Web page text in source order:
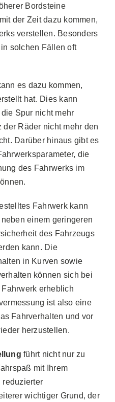
Bordsteine
der Zeit dazu kommen,
verstellen. Besonders
solchen Fällen oft
es dazu kommen,
hat. Dies kann
Spur nicht mehr
der Räder nicht mehr den
Darüber hinaus gibt es
die
des Fahrwerks im
Fahrwerk kann
einem geringeren
des Fahrzeugs
kann. Die
in Kurven sowie
können sich bei
erheblich
ist also eine
Fahrverhalten und vor
herzustellen.
führt nicht nur zu
mit Ihrem
reduzierter
wichtiger Grund, der